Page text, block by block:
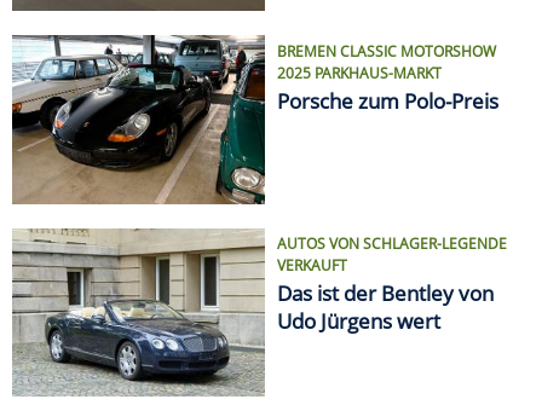
BREMEN CLASSIC MOTORSHOW
2025 PARKHAUS-MARKT
Porsche zum Polo-Preis
AUTOS VON SCHLAGER-LEGENDE
VERKAUFT
Das ist der Bentley von
Udo Jürgens wert